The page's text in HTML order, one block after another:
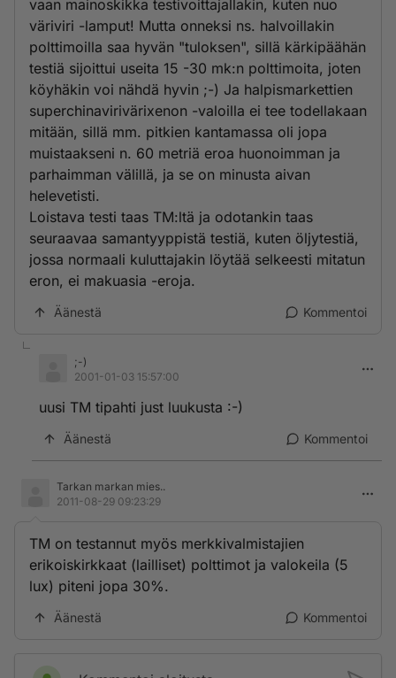
vaan mainoskikka testivoittajallakin, kuten nuo
väriviri -lamput! Mutta onneksi ns. halvoillakin
polttimoilla saa hyvän "tuloksen", sillä kärkipäähän
testiä sijoittui useita 15 -30 mk:n polttimoita, joten
köyhäkin voi nähdä hyvin ;-) Ja halpismarkettien
superchinavirivärixenon -valoilla ei tee todellakaan
mitään, sillä mm. pitkien kantamassa oli jopa
muistaakseni n. 60 metriä eroa huonoimman ja
parhaimman välillä, ja se on minusta aivan
helevetisti.
Loistava testi taas TM:ltä ja odotankin taas
seuraavaa samantyyppistä testiä, kuten öljytestiä,
jossa normaali kuluttajakin löytää selkeesti mitatun
eron, ei makuasia -eroja.
Äänestä Kommentoi
;-)
2001-01-03 15:57:00
uusi TM tipahti just luukusta :-)
Äänestä Kommentoi
Tarkan markan mies..
2011-08-29 09:23:29
TM on testannut myös merkkivalmistajien
erikoiskirkkaat (lailliset) polttimot ja valokeila (5
lux) piteni jopa 30%.
Äänestä Kommentoi